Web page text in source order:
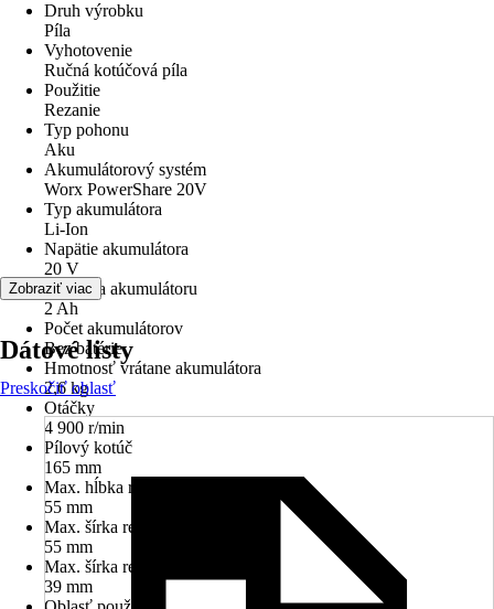
Druh výrobku
Píla
Vyhotovenie
Ručná kotúčová píla
Použitie
Rezanie
Typ pohonu
Aku
Akumulátorový systém
Worx PowerShare 20V
Typ akumulátora
Li-Ion
Napätie akumulátora
20 V
Kapacita akumulátoru
2 Ah
Počet akumulátorov
Bez batérie
Hmotnosť vrátane akumulátora
2,6 kg
Otáčky
4 900 r/min
Pílový kotúč
165 mm
Max. hĺbka rezu do dreva
55 mm
Max. šírka rezu (90°)
55 mm
Max. šírka rezu (45°)
39 mm
Zobraziť viac
Dátové listy
Preskočiť oblasť